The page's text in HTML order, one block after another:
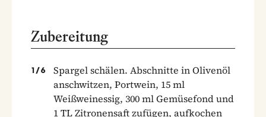
Zubereitung
1 /6
Spargel schälen. Abschnitte in Olivenöl
anschwitzen, Portwein, 15 ml
Weißweinessig, 300 ml Gemüsefond und
1 TL Zitronensaft zufügen, aufkochen